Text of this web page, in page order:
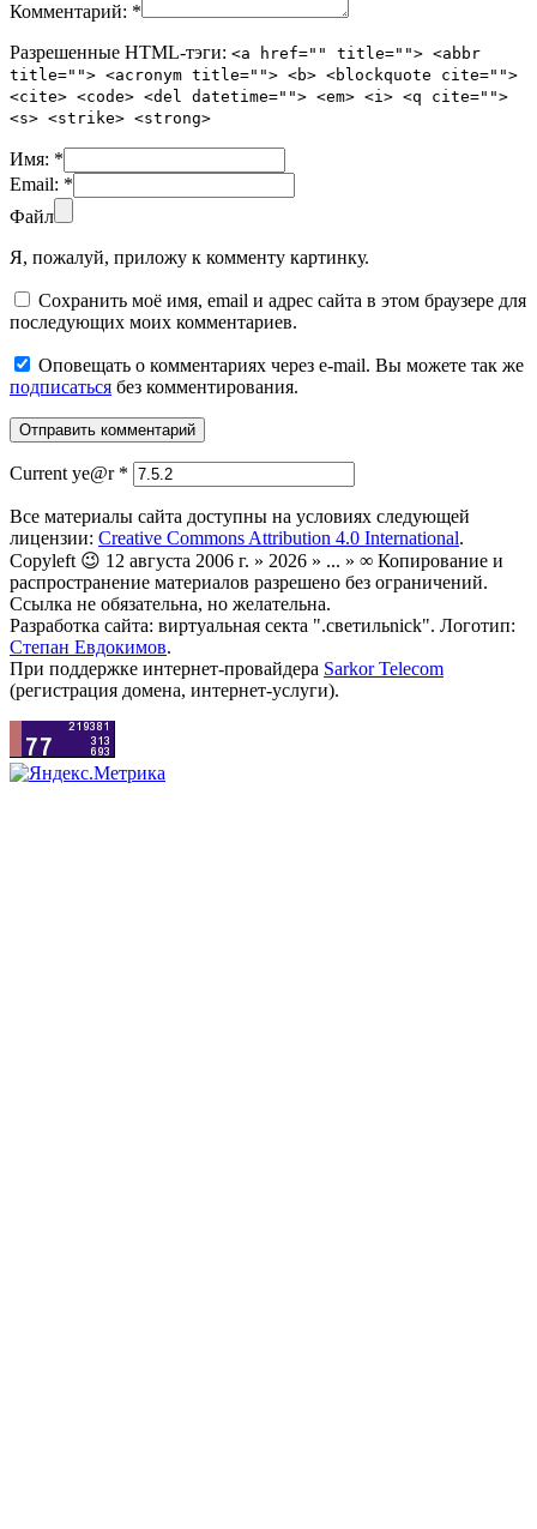
Комментарий: *
Разрешенные HTML-тэги: <a href="" title=""> <abbr
title=""> <acronym title=""> <b> <blockquote cite="">
<cite> <code> <del datetime=""> <em> <i> <q cite="">
<s> <strike> <strong>
Имя: *
Email: *
Файл
Я, пожалуй, приложу к комменту картинку.
Сохранить моё имя, email и адрес сайта в этом браузере для
последующих моих комментариев.
Оповещать о комментариях через e-mail. Вы можете так же
подписаться без комментирования.
Current ye@r *
Все материалы сайта доступны на условиях следующей
лицензии: Creative Commons Attribution 4.0 International.
Copyleft 😉 12 августа 2006 г. » 2026 » ... » ∞ Копирование и
распространение материалов разрешено без ограничений.
Ссылка не обязательна, но желательна.
Разработка сайта: виртуальная секта ".светильnick". Логотип:
Степан Евдокимов.
При поддержке интернет-провайдера Sarkor Telecom
(регистрация домена, интернет-услуги).